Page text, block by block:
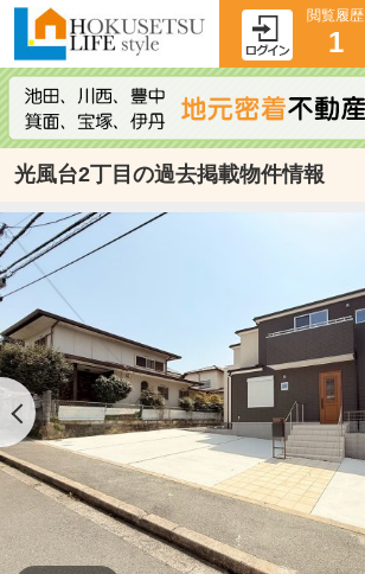
閲覧履歴
1
光風台2丁目の過去掲載物件情報